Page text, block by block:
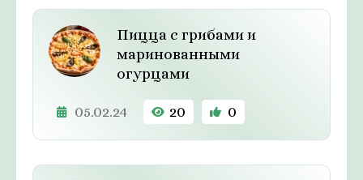
Пицца с грибами и
маринованными
огурцами
05.02.24 20 0